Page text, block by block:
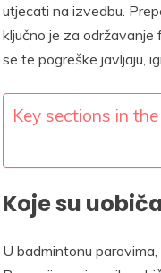
utjecati na izvedbu.
ključno je za održavanje
se te pogreške javljaju,
Key sections in
Koje su
U badmintonu